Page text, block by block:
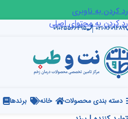
رد کردن به ناوبری
رد کردن به محتوای اصلی
۰۲۱-۸۶۰۹۴۸۹۹ ۰۹۰۲۵۵۶۶۴۹۵
دسته بندی محصولات خانه برندها